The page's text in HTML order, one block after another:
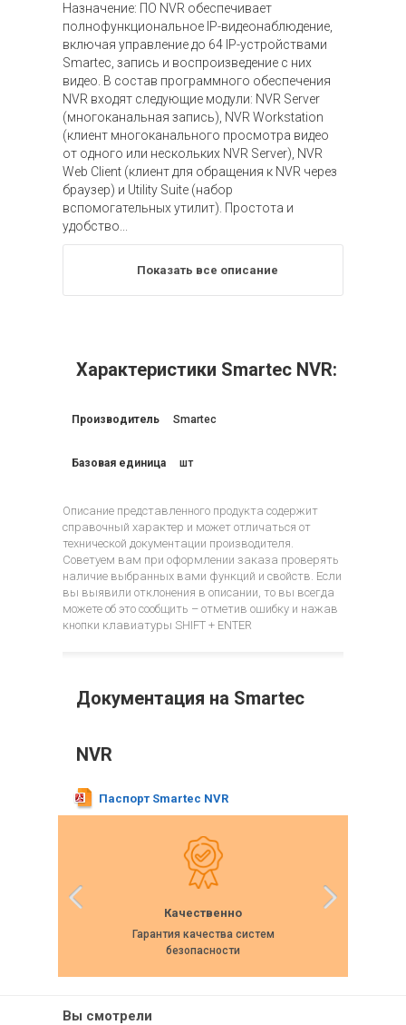
Назначение: ПО NVR обеспечивает
полнофункциональное IP-видеонаблюдение,
включая управление до 64 IP-устройствами
Smartec, запись и воспроизведение с них
видео. В состав программного обеспечения
NVR входят следующие модули: NVR Server
(многоканальная запись), NVR Workstation
(клиент многоканального просмотра видео
от одного или нескольких NVR Server), NVR
Web Client (клиент для обращения к NVR через
браузер) и Utility Suitе (набор
вспомогательных утилит). Простота и
удобство...
Показать все описание
Характеристики Smartec NVR:
Производитель Smartec
Базовая единица шт
Описание представленного продукта содержит
справочный характер и может отличаться от
технической документации производителя.
Советуем вам при оформлении заказа проверять
наличие выбранных вами функций и свойств. Если
вы выявили отклонения в описании, то вы всегда
можете об это сообщить – отметив ошибку и нажав
кнопки клавиатуры SHIFT + ENTER
Документация на Smartec
NVR
Паспорт Smartec NVR
Качественно
Гарантия качества систем
безопасности
Вы смотрели